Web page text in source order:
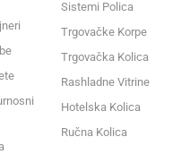
Sistemi Polica
Trgovačke Korpe
Trgovačka Kolica
Rashladne Vitrine
Hotelska Kolica
Ručna Kolica